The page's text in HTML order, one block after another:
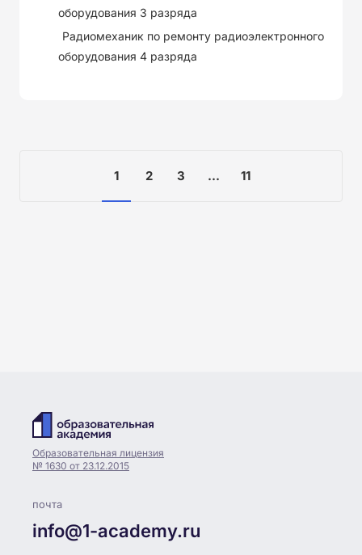
оборудования 3 разряда
Радиомеханик по ремонту радиоэлектронного
оборудования 4 разряда
1 2 3 ... 11
Образовательная лицензия
№ 1630 от 23.12.2015
почта
info@1-academy.ru